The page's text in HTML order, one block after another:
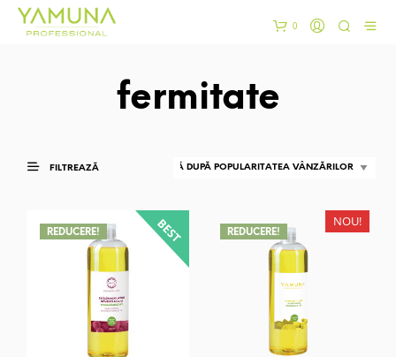
0
fermitate
FILTREAZĂ
REDUCERE!
NOU!
REDUCERE!